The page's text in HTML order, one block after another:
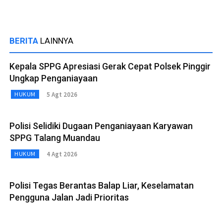
BERITA LAINNYA
Kepala SPPG Apresiasi Gerak Cepat Polsek Pinggir
Ungkap Penganiayaan
HUKUM 5 Agt 2026
Polisi Selidiki Dugaan Penganiayaan Karyawan
SPPG Talang Muandau
HUKUM 4 Agt 2026
Polisi Tegas Berantas Balap Liar, Keselamatan
Pengguna Jalan Jadi Prioritas